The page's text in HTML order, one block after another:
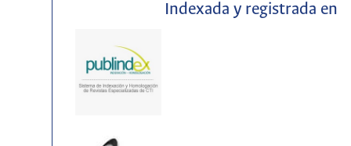
Indexada y registrada en